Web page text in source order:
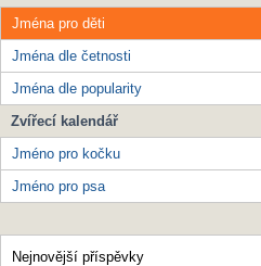
Jména pro děti
Jména dle četnosti
Jména dle popularity
Zvířecí kalendář
Jméno pro kočku
Jméno pro psa
Nejnovější příspěvky